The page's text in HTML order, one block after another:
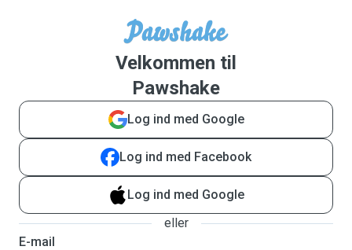
Velkommen til
Pawshake
Log ind med Google
Log ind med Facebook
Log ind med Google
eller
E-mail